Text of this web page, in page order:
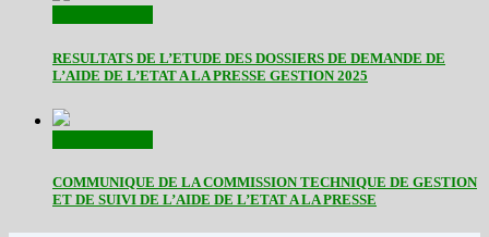
RESULTATS DE L’ETUDE DES DOSSIERS DE DEMANDE DE
L’AIDE DE L’ETAT A LA PRESSE GESTION 2025
COMMUNIQUE DE LA COMMISSION TECHNIQUE DE GESTION
ET DE SUIVI DE L’AIDE DE L’ETAT A LA PRESSE